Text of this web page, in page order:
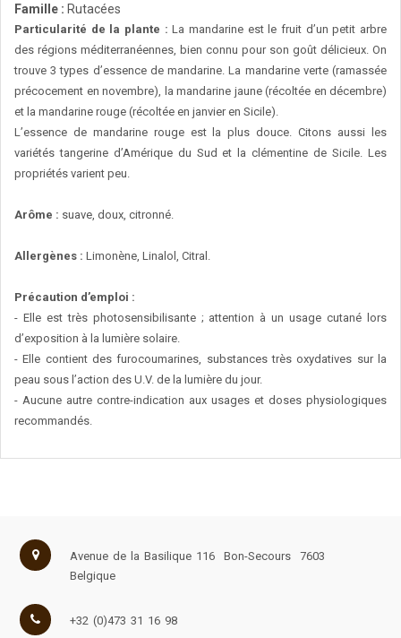
Famille : Rutacées
Particularité de la plante :La mandarine est le fruit d’un petit arbre
des régions méditerranéennes, bien connu pour son goût délicieux. On
trouve 3 types d’essence de mandarine. La mandarine verte (ramassée
précocement en novembre), la mandarine jaune (récoltée en décembre)
et la mandarine rouge (récoltée en janvier en Sicile).
L’essence de mandarine rouge est la plus douce. Citons aussi les
variétés tangerine d’Amérique du Sud et la clémentine de Sicile. Les
propriétés varient peu.
Arôme : suave, doux, citronné.
Allergènes : Limonène, Linalol, Citral.
Précaution d’emploi :
- Elle est très photosensibilisante ; attention à un usage cutané lors
d’exposition à la lumière solaire.
- Elle contient des furocoumarines, substances très oxydatives sur la
peau sous l’action des U.V. de la lumière du jour.
- Aucune autre contre-indication aux usages et doses physiologiques
recommandés.
Avenue de la Basilique 116 Bon-Secours
7603
Belgique
+32 (0)473 31 16 98